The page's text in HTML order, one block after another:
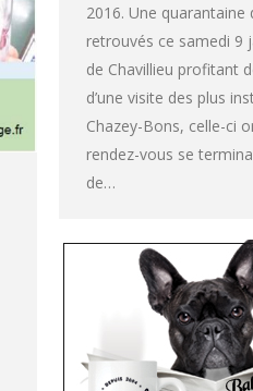
2016. Une
retrouvés ce samedi 9
de Chavillieu profitant
d’une visite des plus
Chazey-Bons, celle-ci
rendez-vous se
de…